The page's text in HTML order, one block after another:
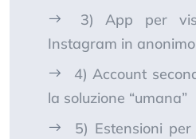
3) App per
Instagram in anonimo
4) Account
la soluzione “umana”
5) Estensioni